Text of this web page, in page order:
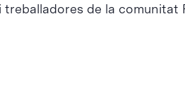
de la comunitat